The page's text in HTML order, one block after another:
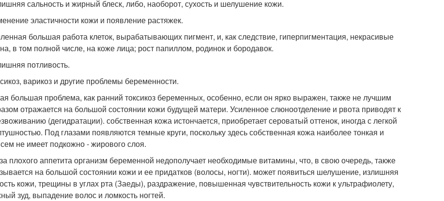
сальность и жирный блеск, либо, наоборот, сухость и шелушение кожи.
эластичности кожи и появление растяжек.
большая работа клеток, вырабатывающих пигмент, и, как следствие, гиперпигментация, некрасивые
в том полной числе, на коже лица; рост папиллом, родинок и бородавок.
потливость.
варикоз и другие проблемы беременности.
большая проблема, как ранний токсикоз беременных, особенно, если он ярко выражен, также не лучшим
отражается на большой состоянии кожи будущей матери. Усиленное слюноотделение и рвота приводят к
(дегидратации). собственная кожа истончается, приобретает сероватый оттенок, иногда с легкой
Под глазами появляются темные круги, поскольку здесь собственная кожа наиболее тонкая и
не имеет подкожно - жирового слоя.
плохого аппетита организм беременной недополучает необходимые витамины, что, в свою очередь, также
на большой состоянии кожи и ее придатков (волосы, ногти). может появиться шелушение, излишняя
кожи, трещины в углах рта (Заеды), раздражение, повышенная чувствительность кожи к ультрафиолету,
зуд, выпадение волос и ломкость ногтей.